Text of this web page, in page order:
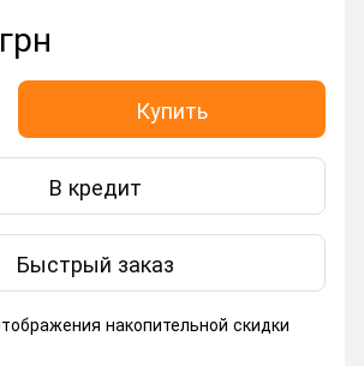
Купить
В кредит
Быстрый заказ
накопительной скидки